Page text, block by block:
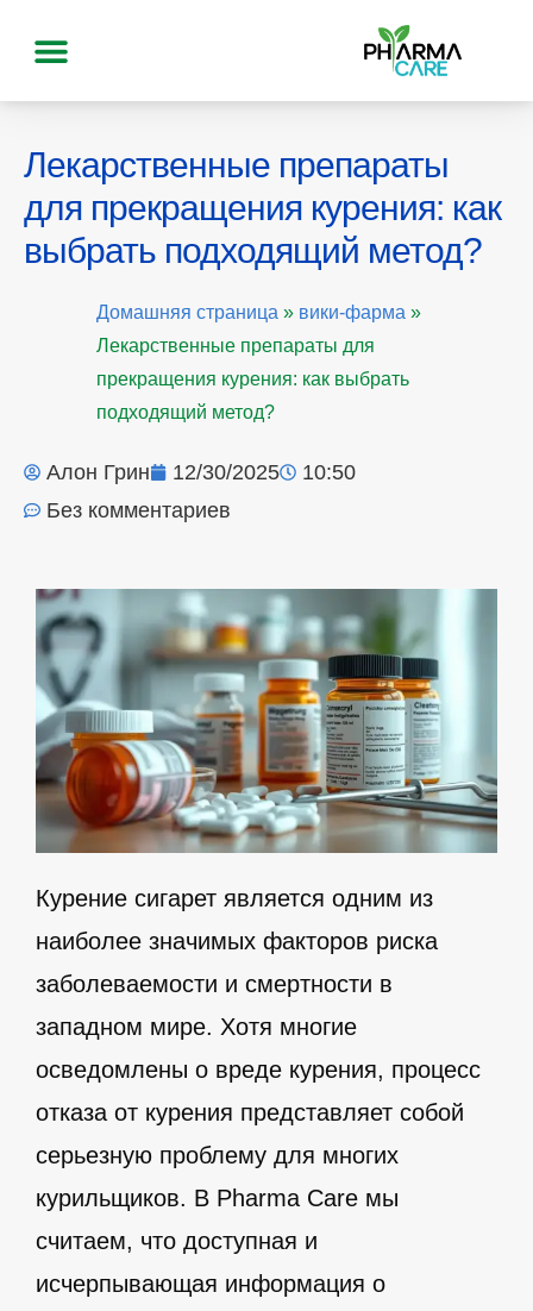
Лекарственные препараты
для прекращения курения: как
выбрать подходящий метод?
Домашняя страница » вики-фарма »
Лекарственные препараты для
прекращения курения: как выбрать
подходящий метод?
Алон Грин 12/30/2025
10:50
Без комментариев
Курение сигарет является одним из
наиболее значимых факторов риска
заболеваемости и смертности в
западном мире. Хотя многие
осведомлены о вреде курения, процесс
отказа от курения представляет собой
серьезную проблему для многих
курильщиков. В Pharma Care мы
считаем, что доступная и
исчерпывающая информация о